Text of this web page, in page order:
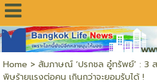
Home > สัมภาษณ์ ‘ปรกชล อู๋ทรัพย์’ : 3 ส
พิษร้ายแรงต่อคน เกินกว่าจะยอมรับได้ !